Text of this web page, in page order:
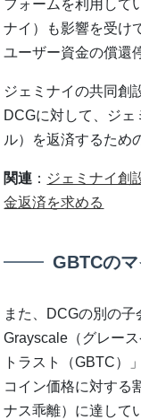
フォームを利用して
ナイ）も影響を受け
ユーザー資金の償還
ジェミナイの共同創
DCGに対して、ジ
ル）を返済するため
関連 ： ジェミナイ創
金返済を求める
GBTCの
また、DCGの別の
Grayscale（グレー
トラスト（GBTC）
コイン価格に対する
ナス乖離）に達して